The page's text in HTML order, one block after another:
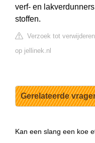
verf- en
stoffen.
Verzoek tot
op jellinek.nl
Gerelateerde
Kan een slang een koe